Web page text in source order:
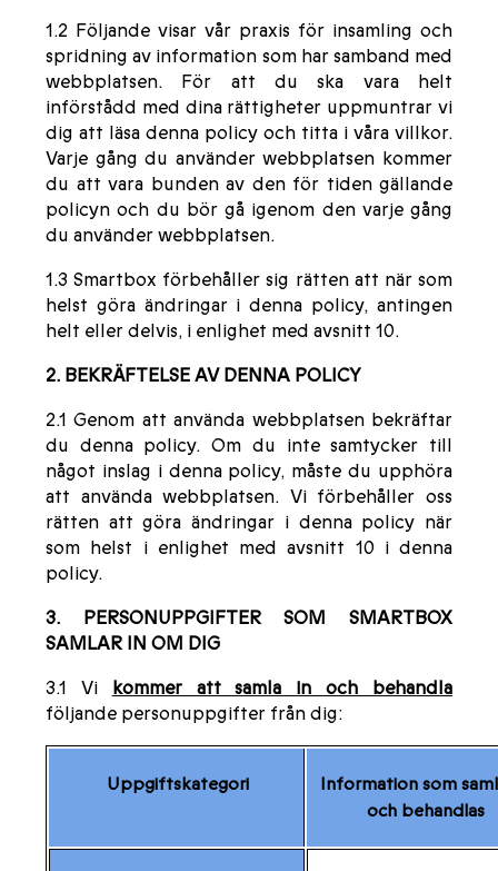
1.2 Följande visar vår praxis för insamling och
spridning av information som har samband med
webbplatsen. För att du ska vara helt
införstådd med dina rättigheter uppmuntrar vi
dig att läsa denna policy och titta i våra villkor.
Varje gång du använder webbplatsen kommer
du att vara bunden av den för tiden gällande
policyn och du bör gå igenom den varje gång
du använder webbplatsen.
1.3 Smartbox förbehåller sig rätten att när som
helst göra ändringar i denna policy, antingen
helt eller delvis, i enlighet med avsnitt 10.
2. BEKRÄFTELSE AV DENNA POLICY
2.1 Genom att använda webbplatsen bekräftar
du denna policy. Om du inte samtycker till
något inslag i denna policy, måste du upphöra
att använda webbplatsen. Vi förbehåller oss
rätten att göra ändringar i denna policy när
som helst i enlighet med avsnitt 10 i denna
policy.
3. PERSONUPPGIFTER SOM SMARTBOX
SAMLAR IN OM DIG
3.1 Vi kommer att samla in och behandla
följande personuppgifter från dig:
Uppgiftskategori
Information som
och behandlas